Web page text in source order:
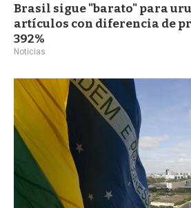
Brasil sigue "barato" para
artículos con diferencia de
392%
Noticias